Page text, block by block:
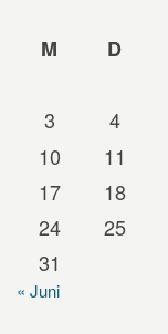
M
D
3
4
10
11
17
18
24
25
31
« Juni